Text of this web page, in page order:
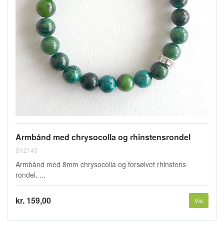
Armbånd med chrysocolla og rhinstensrondel
SA2143
Armbånd med 8mm chrysocolla og forsølvet rhinstens
rondel. ...
kr. 159,00 Vis